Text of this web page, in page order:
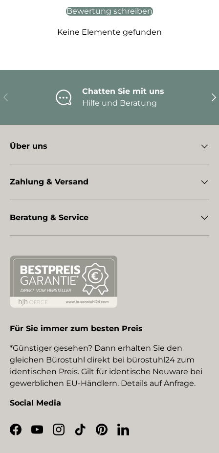
Bewertung schreiben
Keine Elemente gefunden
Vorherige
Chatten Sie mit uns
Hilfe und Beratung
Über uns
Zahlung & Versand
Beratung & Service
Für Sie immer zum besten Preis
*Günstiger gesehen? Dann erhalten Sie den
gleichen Bürostuhl direkt bei bürostuhl24 zum
identischen Preis. Gilt für identische Neuware bei
gewerblichen EU-Händlern. Details auf Anfrage.
Social Media
Facebook
YouTubeInstagram
TikTokPinterestLinkedIn